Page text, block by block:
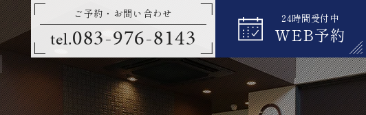
ご予約・お問い合わせ
tel.083-976-8143
24時間受付中
WEB予約